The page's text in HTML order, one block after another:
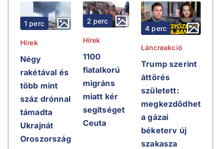
1 perc
Hírek
Négy
rakétával és
több mint
száz drónnal
támadta
Ukrajnát
Oroszország
2 perc
Hírek
1100
fiatalkorú
migráns
miatt kér
segítséget
Ceuta
4 perc
Láncreakció
Trump szerint
áttörés
született:
megkezdődhet
a gázai
béketerv új
szakasza